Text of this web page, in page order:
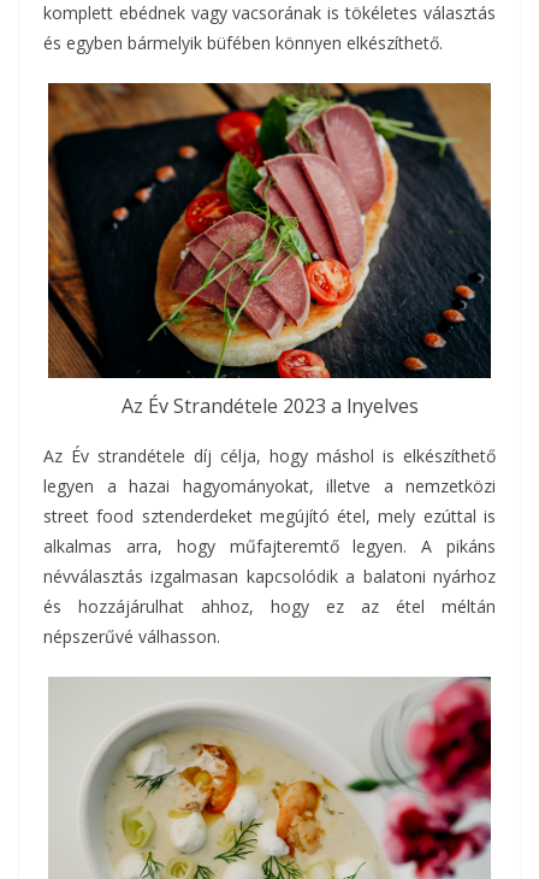
komplett ebédnek vagy vacsorának is tökéletes választás
és egyben bármelyik büfében könnyen elkészíthető.
Az Év Strandétele 2023 a lnyelves
Az Év strandétele díj célja, hogy máshol is elkészíthető
legyen a hazai hagyományokat, illetve a nemzetközi
street food sztenderdeket megújító étel, mely ezúttal is
alkalmas arra, hogy műfajteremtő legyen. A pikáns
névválasztás izgalmasan kapcsolódik a balatoni nyárhoz
és hozzájárulhat ahhoz, hogy ez az étel méltán
népszerűvé válhasson.